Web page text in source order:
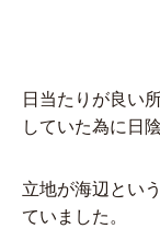
日当たりが良い
していた為に日
立地が海辺とい
ていました。